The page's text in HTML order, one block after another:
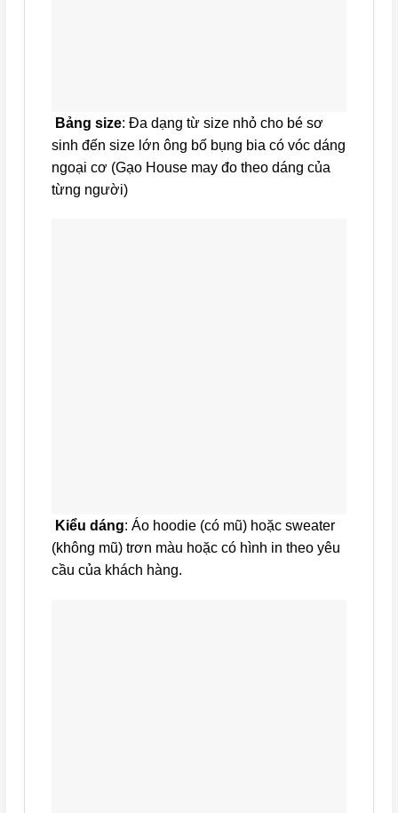
Bảng size: Đa dạng từ size nhỏ cho bé sơ
sinh đến size lớn ông bố bụng bia có vóc dáng
ngoại cơ (Gạo House may đo theo dáng của
từng người)
Kiểu dáng: Áo hoodie (có mũ) hoặc sweater
(không mũ) trơn màu hoặc có hình in theo yêu
cầu của khách hàng.